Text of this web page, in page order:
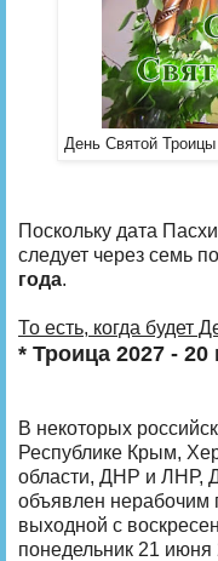
День Святой
Поскольку дата
следует через семь
года.
То есть, когда будет
* Троица 2027 - 20
В некоторых
Республике Крым,
области, ДНР и ЛНР,
объявлен нерабочим
выходной с
понедельник 21 июня